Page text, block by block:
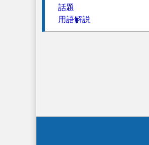
話題
用語解説